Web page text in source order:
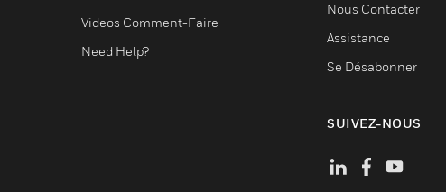
Videos Comment-Faire
Need Help?
Nous Contacter
Assistance
Se Désabonner
SUIVEZ-NOUS